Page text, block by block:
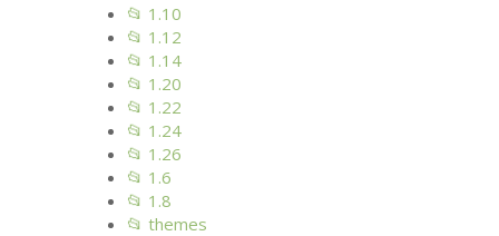
📂 1.10
📂 1.12
📂 1.14
📂 1.20
📂 1.22
📂 1.24
📂 1.26
📂 1.6
📂 1.8
📂 themes